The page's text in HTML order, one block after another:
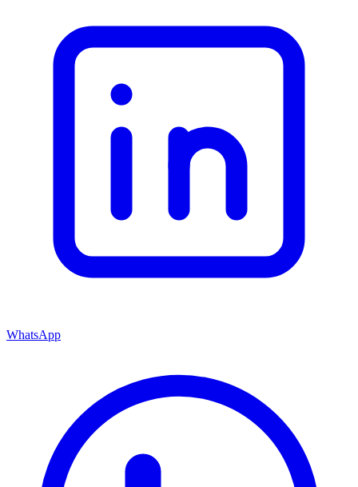
WhatsApp